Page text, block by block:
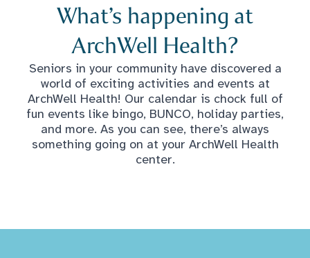
What’s happening at
ArchWell Health?
Seniors in your community have discovered a
world of exciting activities and events at
ArchWell Health! Our calendar is chock full of
fun events like bingo, BUNCO, holiday parties,
and more. As you can see, there’s always
something going on at your ArchWell Health
center.